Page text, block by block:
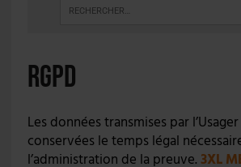
RGPD
Les données transmises par
conservées le temps légal
l’administration de la preuve. 3XL